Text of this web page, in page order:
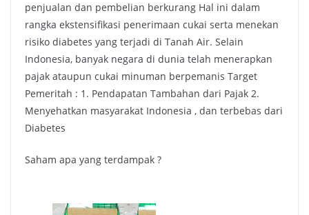
penjualan dan pembelian berkurang Hal ini dalam
rangka ekstensifikasi penerimaan cukai serta menekan
risiko diabetes yang terjadi di Tanah Air. Selain
Indonesia, banyak negara di dunia telah menerapkan
pajak ataupun cukai minuman berpemanis Target
Pemeritah : 1. Pendapatan Tambahan dari Pajak 2.
Menyehatkan masyarakat Indonesia , dan terbebas dari
Diabetes
Saham apa yang terdampak ?